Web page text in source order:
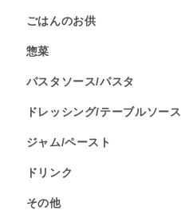
ごはんのお供
惣菜
パスタソース/パスタ
ドレッシング/テーブルソース
ジャム/ペースト
ドリンク
その他